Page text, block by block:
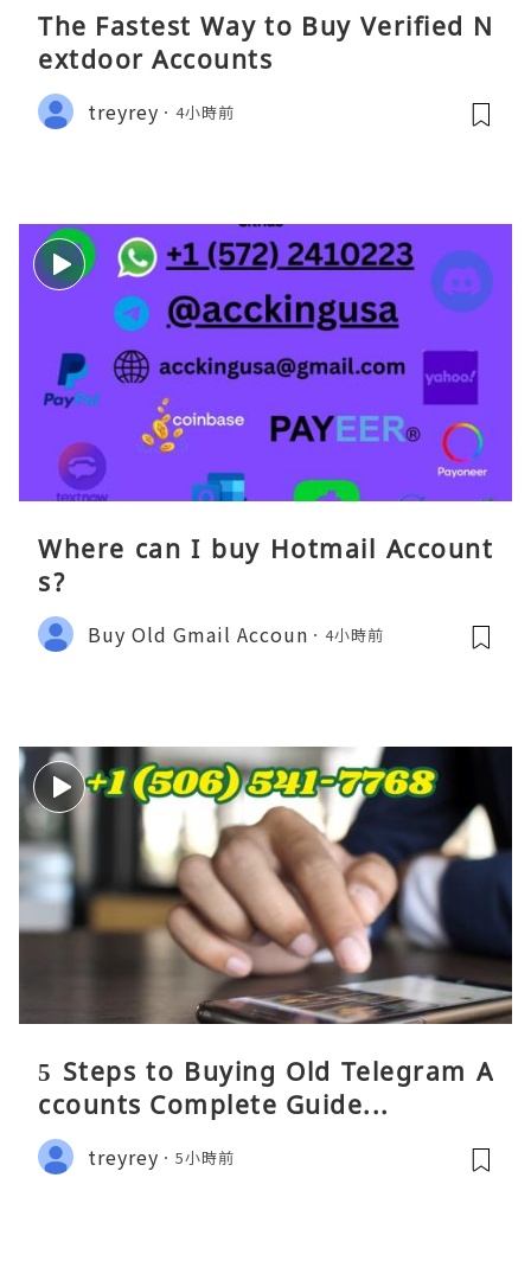
The Fastest Way to Buy Verified N
extdoor Accounts
treyrey 4小時前
Where can I buy Hotmail Account
s?
Buy Old Gmail Accoun 4小時前
5 Steps to Buying Old Telegram A
ccounts Complete Guide...
treyrey 5小時前